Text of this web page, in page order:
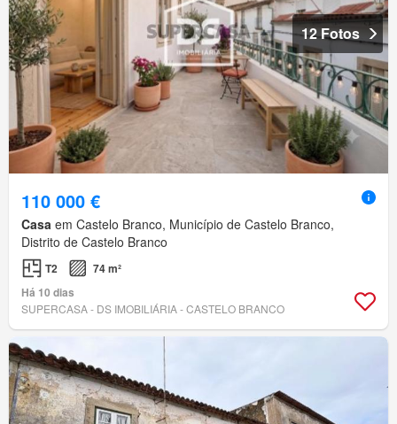
12 Fotos
110 000 €
Casa em Castelo Branco, Município de Castelo Branco,
Distrito de Castelo Branco
T2
74 m²
Há 10 dias
SUPERCASA - DS IMOBILIÁRIA - CASTELO BRANCO